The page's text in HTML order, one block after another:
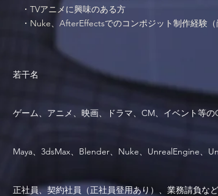
・TVアニメに興味のある方
・Nuke、AfterEffectsでのコンポジット制作経験（
若干名
ゲーム、アニメ、映画、ドラマ、CM、イベント等の
Maya、3dsMax、Blender、Nuke、UnrealEngine、
正社員、契約社員（正社員登用あり）、業務請負など